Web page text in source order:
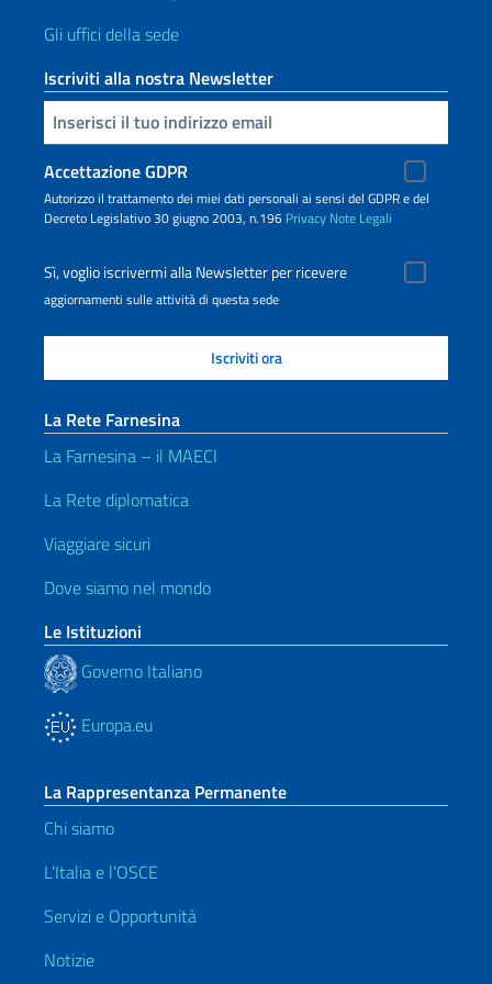
Gli uffici della sede
Iscriviti alla nostra Newsletter
Inserisci la tua email
Accettazione GDPR
Autorizzo il trattamento dei miei dati personali ai sensi del GDPR e del
Decreto Legislativo 30 giugno 2003, n.196 Privacy Note Legali
Sì, voglio iscrivermi alla Newsletter per ricevere
aggiornamenti sulle attività di questa sede
La Rete Farnesina
La Farnesina – il MAECI
La Rete diplomatica
Viaggiare sicuri
Dove siamo nel mondo
Le Istituzioni
Governo Italiano
Europa.eu
La Rappresentanza Permanente
Chi siamo
L’Italia e l’OSCE
Servizi e Opportunità
Notizie